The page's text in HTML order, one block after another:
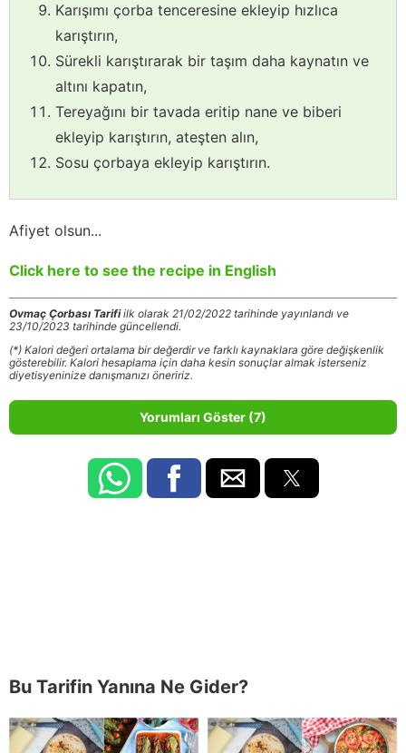
Karışımı çorba tenceresine ekleyip hızlıca
karıştırın,
Sürekli karıştırarak bir taşım daha kaynatın ve
altını kapatın,
Tereyağını bir tavada eritip nane ve biberi
ekleyip karıştırın, ateşten alın,
Sosu çorbaya ekleyip karıştırın.
Afiyet olsun...
Click here to see the recipe in English
Ovmaç Çorbası Tarifiilk olarak 21/02/2022 tarihinde yayınlandı ve
23/10/2023 tarihinde güncellendi.
(*) Kalori değeri ortalama bir değerdir ve farklı kaynaklara göre değişkenlik
gösterebilir. Kalori hesaplama için daha kesin sonuçlar almak isterseniz
diyetisyeninize danışmanızı öneririz.
Yorumları Göster (7)
Bu Tarifin Yanına Ne Gider?